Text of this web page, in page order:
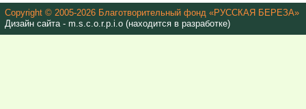
Copyright © 2005-2026 Благотворительный фонд «РУССКАЯ БЕРЕЗА»
Дизайн сайта - m.s.c.o.r.p.i.o (находится в разработке)